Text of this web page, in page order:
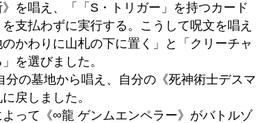
を唱え、「「S・トリガー」を持つカード
支払わずに実行する。こうして呪文を唱え
かわりに山札の下に置く」と「クリーチャ
を選びました。
の墓地から唱え、自分の《死神術士デスマ
戻しました。
って《∞龍 ゲンムエンペラー》がバトルゾ